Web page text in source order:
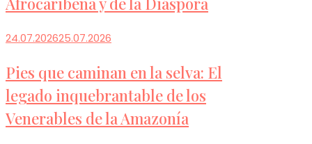
24.07.202625.07.2026
Pies que caminan en la selva: El
legado inquebrantable de los
Venerables de la Amazonía